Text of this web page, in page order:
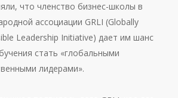
что членство бизнес-школы в
ассоциации GRLI (Globally
Leadership Initiative) дает им шанс
стать «глобальными
лидерами».